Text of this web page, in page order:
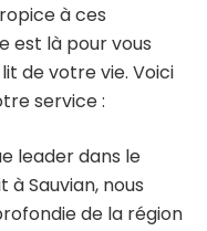
à ces
est là pour vous
de votre vie. Voici
service :
leader dans le
Sauvian, nous
de la région